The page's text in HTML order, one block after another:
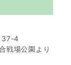
4
戦場公園より